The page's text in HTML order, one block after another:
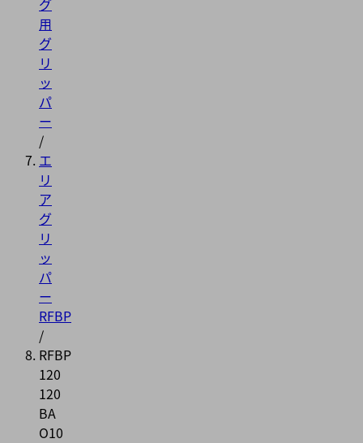
用
グ
リ
ッ
パ
ー
/
エ
リ
ア
グ
リ
ッ
パ
ー
RFBP
/
RFBP
120
120
BA
O10